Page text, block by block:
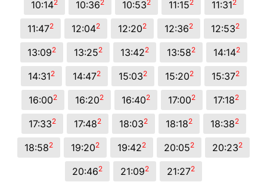
10:142 10:362 10:532 11:152 11:312
11:472 12:042 12:202 12:362 12:532
13:092 13:252 13:422 13:582 14:142
14:312 14:472 15:032 15:202 15:372
16:002 16:202 16:402 17:002 17:182
17:332 17:482 18:032 18:182 18:382
18:582 19:202 19:422 20:052 20:232
20:462 21:092 21:272